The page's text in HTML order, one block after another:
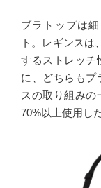
ブラトップは
ト。レギンスは
するストレッチ
に、どちらもプ
スの取り組みの
70%以上使用し